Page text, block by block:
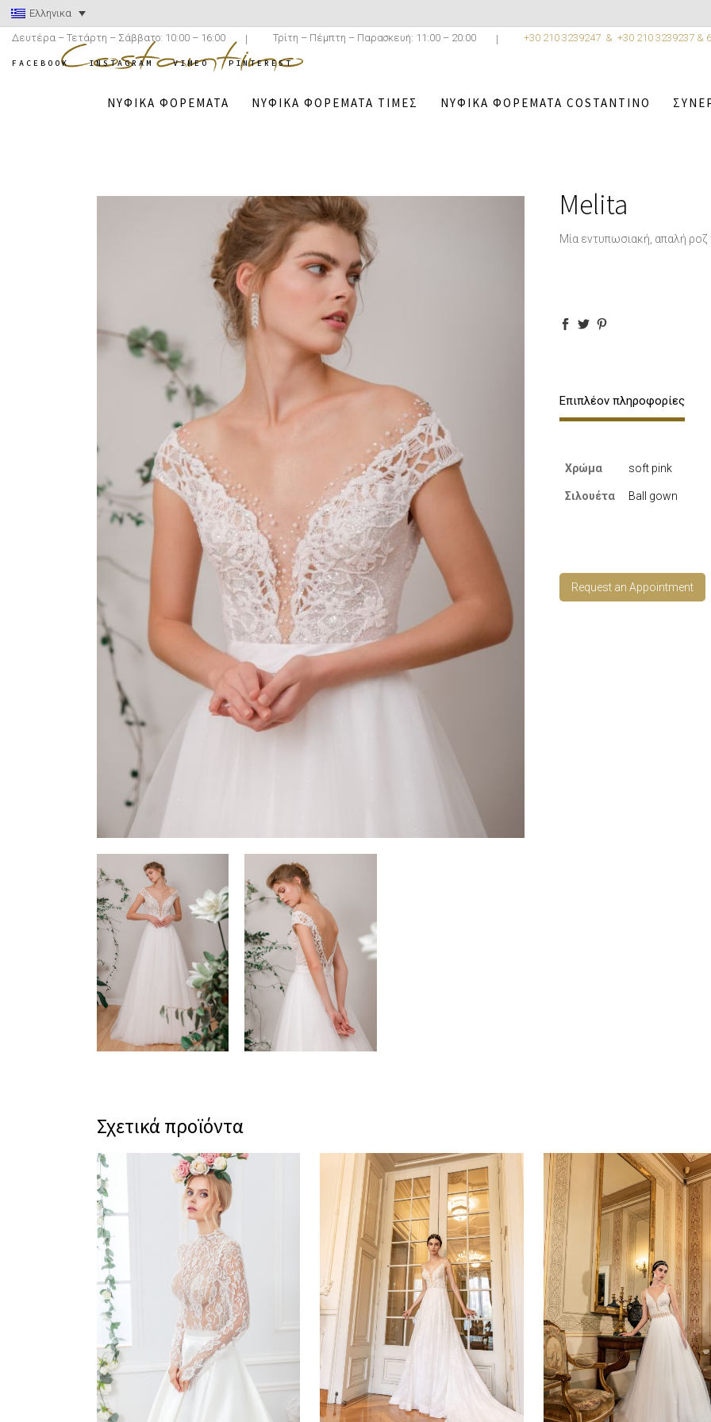
Ελληνικα
Δευτέρα – Τετάρτη – Σάββατο: 10:00 – 16:00 Τρίτη – Πέμπτη – Παρασκευή: 11:00 – 20:00 +30 210 3239247 & +30 210 3239237 &
FACEBOOK INSTAGRAM VIMEO PINTEREST
ΝΥΦΙΚΆ ΦΟΡΈΜΑΤΑ ΝΥΦΙΚΆ ΦΟΡΈΜΑΤΑ ΤΙΜΈΣ ΝΥΦΙΚΆ ΦΟΡΈΜΑΤΑ COSTANTINO
Melita
Μία εντυπωσιακή, απαλή
Επιπλέον πληροφορίες
Χρώμα soft pink
Σιλουέτα Ball gown
Request an Appointment
Σχετικά προϊόντα